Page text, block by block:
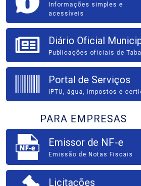
Informações simples e
acessíveis
Diário Oficial
Publicações oficiais de
Portal de Serviços
IPTU, água, impostos e
PARA EMPRESAS
Emissor de NF-e
Emissão de Notas Fiscais
Licitações